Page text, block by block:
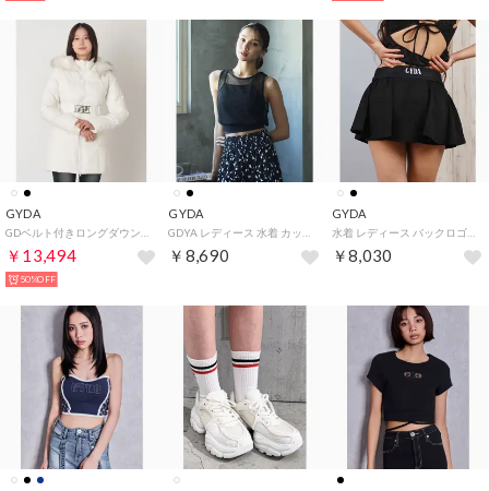
GYDA
￥13,494
50%OFF
GYDA
￥8,690
GYDA
水着 レディース バックロゴパンツ キュロットスカート 水陸両用 404620 （BLK）
￥8,030